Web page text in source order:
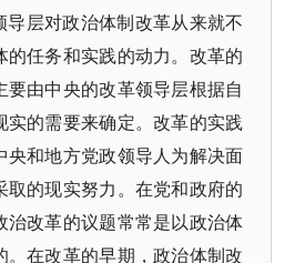
导层对政治体制改革从来就不
任务和实践的动力。改革的
由中央的改革领导层根据自
实的需要来确定。改革的实践
央和地方党政领导人为解决面
取的现实努力。在党和政府的
治改革的议题常常是以政治体
在改革的早期，政治体制改